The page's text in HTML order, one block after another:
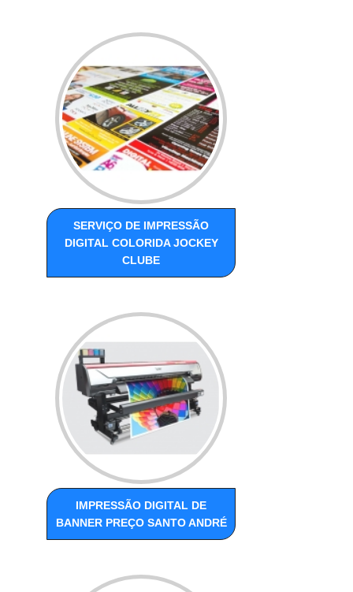
SERVIÇO DE IMPRESSÃO
DIGITAL COLORIDA JOCKEY
CLUBE
IMPRESSÃO DIGITAL DE
BANNER PREÇO SANTO ANDRÉ